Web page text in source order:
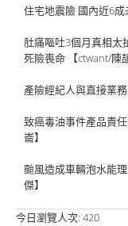
住宅地震險 國內近6成
肚痛嘔吐3個月真相
死險喪命 【ctwant/陳頡
產險經紀人與直接業
致癌毒油事件產品責
崙】
颱風造成車輛泡水能
傑】
今日瀏覽人次: 420